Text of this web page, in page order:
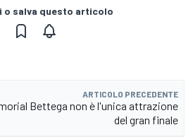
o salva questo articolo
ARTICOLO PRECEDENTE
Bettega non è l'unica attrazione
del gran finale